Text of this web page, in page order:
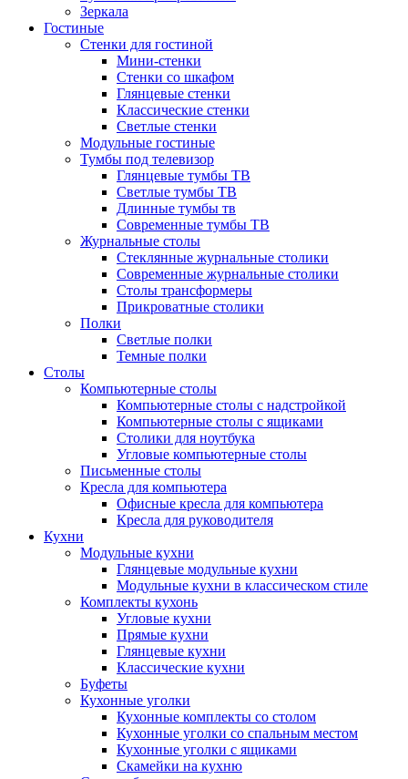
Зеркала
Гостиные
Стенки для гостиной
Мини-стенки
Стенки со шкафом
Глянцевые стенки
Классические стенки
Светлые стенки
Модульные гостиные
Тумбы под телевизор
Глянцевые тумбы ТВ
Светлые тумбы ТВ
Длинные тумбы тв
Современные тумбы ТВ
Журнальные столы
Стеклянные журнальные столики
Современные журнальные столики
Столы трансформеры
Прикроватные столики
Полки
Светлые полки
Темные полки
Столы
Компьютерные столы
Компьютерные столы с надстройкой
Компьютерные столы с ящиками
Столики для ноутбука
Угловые компьютерные столы
Письменные столы
Кресла для компьютера
Офисные кресла для компьютера
Кресла для руководителя
Кухни
Модульные кухни
Глянцевые модульные кухни
Модульные кухни в классическом стиле
Комплекты кухонь
Угловые кухни
Прямые кухни
Глянцевые кухни
Классические кухни
Буфеты
Кухонные уголки
Кухонные комплекты со столом
Кухонные уголки со спальным местом
Кухонные уголки с ящиками
Скамейки на кухню